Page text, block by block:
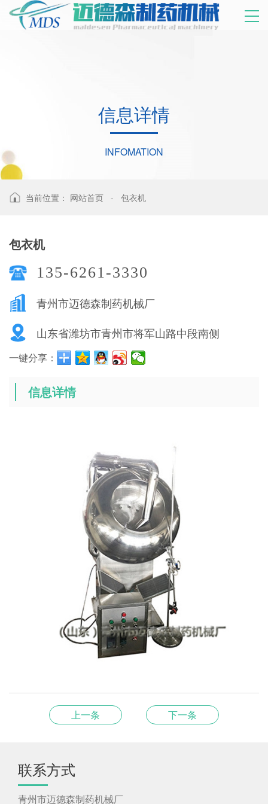
信息详情
INFOMATION
当前位置： 网站首页 - 包衣机
包衣机
135-6261-3330
青州市迈德森制药机械厂
山东省潍坊市青州市将军山路中段南侧
一键分享：
信息详情
上一条 下一条
联系方式
青州市迈德森制药机械厂